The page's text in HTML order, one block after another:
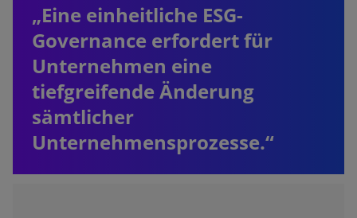
„Eine einheitliche ESG-
Governance erfordert für
Unternehmen eine
tiefgreifende Änderung
sämtlicher
Unternehmensprozesse.“